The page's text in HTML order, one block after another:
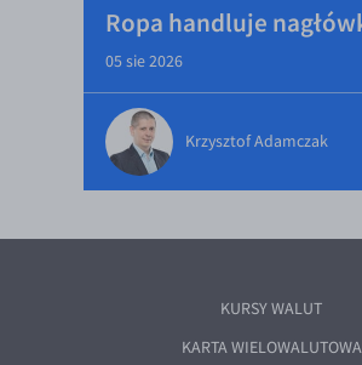
Ropa handluje
05 sie 2026
Krzysztof Adamczak
KURSY WALUT
KARTA WIELOWALUTOWA